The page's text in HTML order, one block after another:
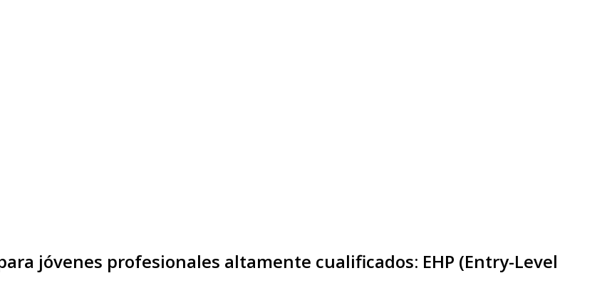
jóvenes profesionales altamente cualificados: EHP (Entry-Level